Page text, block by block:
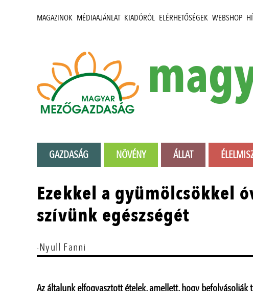
MAGAZINOK MÉDIAAJÁNLAT KIADÓRÓL ELÉRHETŐSÉGEK WEBSHOP
GAZDASÁG NÖVÉNY ÁLLAT
Ezekkel a gyümölcsökkel
szívünk egészségét
·Nyull Fanni